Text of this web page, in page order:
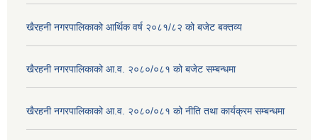
खैरहनी नगरपालिकाको आर्थिक वर्ष २०८१/८२ को बजेट बक्तव्य
खैरहनी नगरपालिकाको आ.व. २०८०/०८१ को बजेट सम्बन्धमा
खैरहनी नगरपालिकाको आ.व. २०८०/०८१ को नीति तथा कार्यक्रम सम्बन्धमा